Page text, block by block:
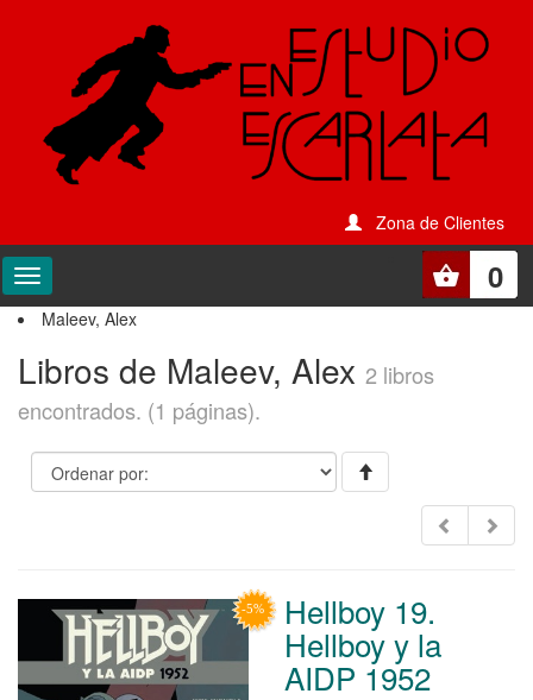
Zona de Clientes
0
Maleev, Alex
Libros de Maleev, Alex 2 libros
encontrados. (1 páginas).
Hellboy 19.
Hellboy y la
AIDP 1952